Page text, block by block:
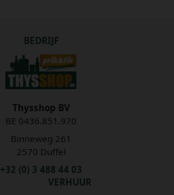
BEDRIJF
Thysshop BV
BE 0436.851.970
Binneweg 261
2570 Duffel
+32 (0) 3 488 44 03
VERHUUR